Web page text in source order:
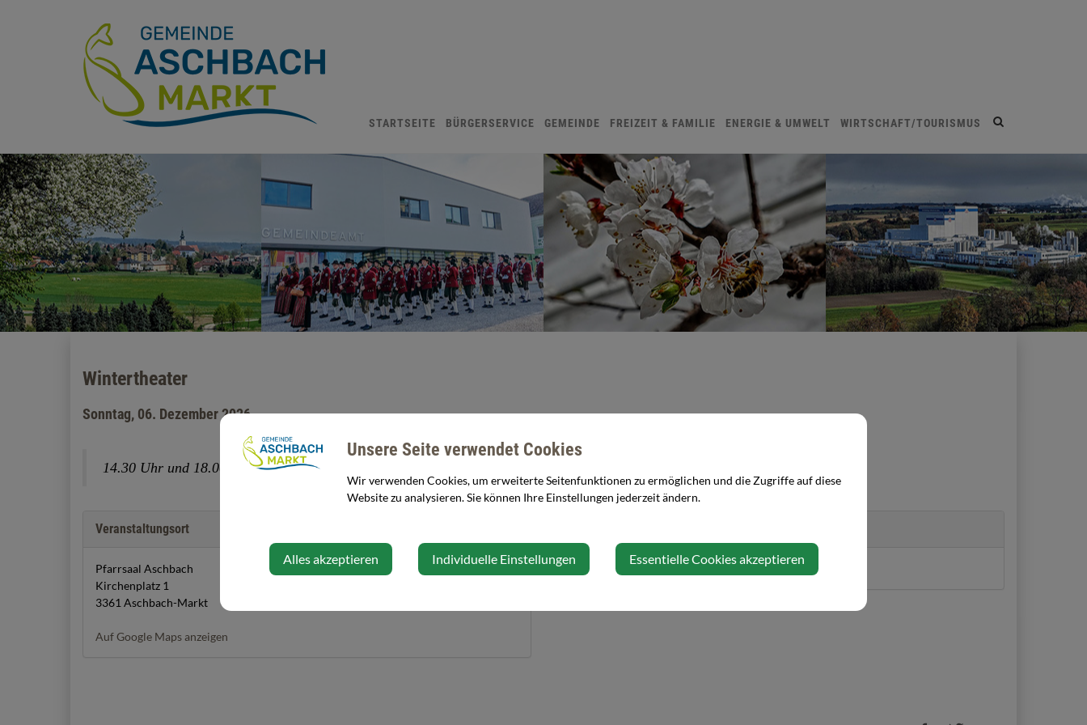
Site
toggle
STARTSEITE BÜRGERSERVICE GEMEINDE FREIZEIT & FAMILIE ENERGIE & UMWELT WIRTSCHAFT/TOURISMUS
Wintertheater
Sonntag, 06. Dezember 2026
14.30 Uhr und 18.00 Uhr
Veranstaltungsort
Pfarrsaal Aschbach
Kirchenplatz 1
3361 Aschbach-Markt
Auf Google Maps anzeigen
Bühne Aschbach
Unsere Seite verwendet Cookies
Wir verwenden Cookies, um erweiterte Seitenfunktionen zu ermöglichen und die Zugriffe auf diese
Website zu analysieren. Sie können Ihre Einstellungen jederzeit ändern.
Alles akzeptieren Individuelle Einstellungen Essentielle Cookies akzeptieren